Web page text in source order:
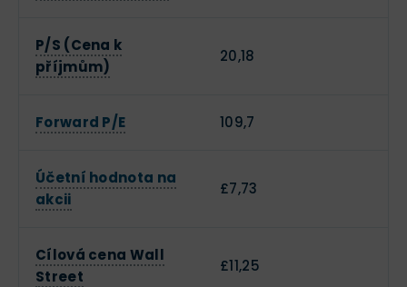
P/S (Cena k
příjmům)
20,18
Forward P/E 109,7
Účetní hodnota na
akcii
£7,73
Cílová cena Wall
Street
£11,25